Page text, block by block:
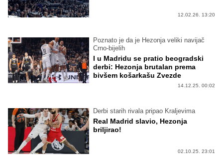
12.02.26. 13:20
Poznato je da je Hezonja veliki navijač
Crno-bijelih
I u Madridu se pratio beogradski
derbi: Hezonja brutalan prema
bivšem košarkašu Zvezde
14.12.25. 00:02
Derbi starih rivala pripao Kraljevima
Real Madrid slavio, Hezonja
briljirao!
02.10.25. 23:01